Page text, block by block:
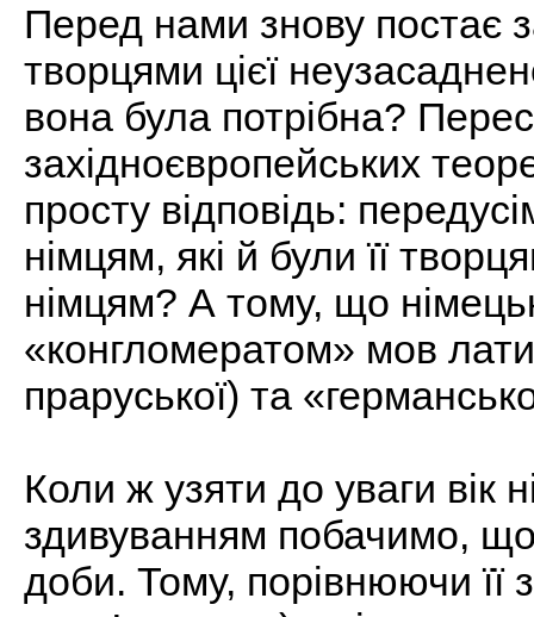
Перед нами знову постає
творцями цієї
вона була потрібна?
західноєвропейських
просту відповідь:
німцям, які й були її
німцям? А тому, що
«конгломератом» мов
праруської) та
Коли ж узяти до уваги вік
здивуванням побачимо,
доби. Тому, порівнюючи